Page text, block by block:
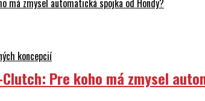
má zmysel automatická spojka od Hondy?
koncepcií
Clutch: Pre koho má zmysel